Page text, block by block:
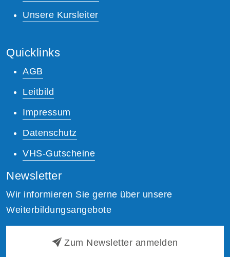
Unsere Kursleiter
Quicklinks
AGB
Leitbild
Impressum
Datenschutz
VHS-Gutscheine
Newsletter
Wir informieren Sie gerne über unsere
Weiterbildungsangebote
Zum Newsletter anmelden